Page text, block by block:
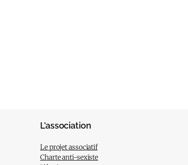
L’association
Le projet associatif
Charte anti-sexiste